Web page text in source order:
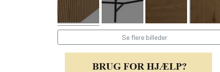
Se flere billeder